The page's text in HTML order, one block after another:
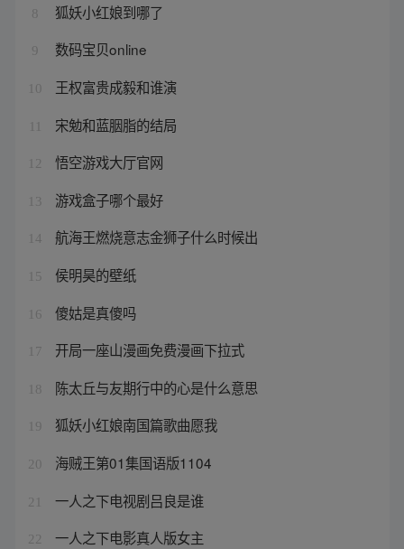
8 狐妖小红娘到哪了
9 数码宝贝online
10 王权富贵成毅和谁演
宋勉和蓝胭脂的结局
12 悟空游戏大厅官网
13 游戏盒子哪个最好
14 航海王燃烧意志金狮子什么时候出
15 侯明昊的壁纸
16 傻姑是真傻吗
17 开局一座山漫画免费漫画下拉式
18 陈太丘与友期行中的心是什么意思
19 狐妖小红娘南国篇歌曲愿我
20 海贼王第01集国语版1104
21 一人之下电视剧吕良是谁
22 一人之下电影真人版女主